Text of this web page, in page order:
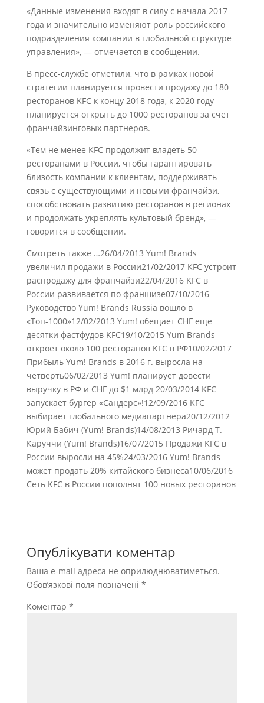
«Данные изменения входят в силу с начала 2017
года и значительно изменяют роль российского
подразделения компании в глобальной структуре
управления», — отмечается в сообщении.
В пресс-службе отметили, что в рамках новой
стратегии планируется провести продажу до 180
ресторанов KFC к концу 2018 года, к 2020 году
планируется открыть до 1000 ресторанов за счет
франчайзинговых партнеров.
«Тем не менее KFC продолжит владеть 50
ресторанами в России, чтобы гарантировать
близость компании к клиентам, поддерживать
связь с существующими и новыми франчайзи,
способствовать развитию ресторанов в регионах
и продолжать укреплять культовый бренд», —
говорится в сообщении.
Смотреть также …26/04/2013 Yum! Brands
увеличил продажи в России21/02/2017 KFC устроит
распродажу для франчайзи22/04/2016 KFC в
России развивается по франшизе07/10/2016
Руководство Yum! Brands Russia вошло в
«Топ-1000»12/02/2013 Yum! обещает СНГ еще
десятки фастфудов KFC19/10/2015 Yum Brands
откроет около 100 ресторанов KFC в РФ10/02/2017
Прибыль Yum! Brands в 2016 г. выросла на
четверть06/02/2013 Yum! планирует довести
выручку в РФ и СНГ до $1 млрд 20/03/2014 KFC
запускает бургер «Сандерс»!12/09/2016 KFC
выбирает глобального медиапартнера20/12/2012
Юрий Бабич (Yum! Brands)14/08/2013 Ричард Т.
Каруччи (Yum! Brands)16/07/2015 Продажи KFC в
России выросли на 45%24/03/2016 Yum! Brands
может продать 20% китайского бизнеса10/06/2016
Сеть KFC в России пополнят 100 новых ресторанов
Опублікувати коментар
Ваша e-mail адреса не оприлюднюватиметься.
Обов’язкові поля позначені *
Коментар *